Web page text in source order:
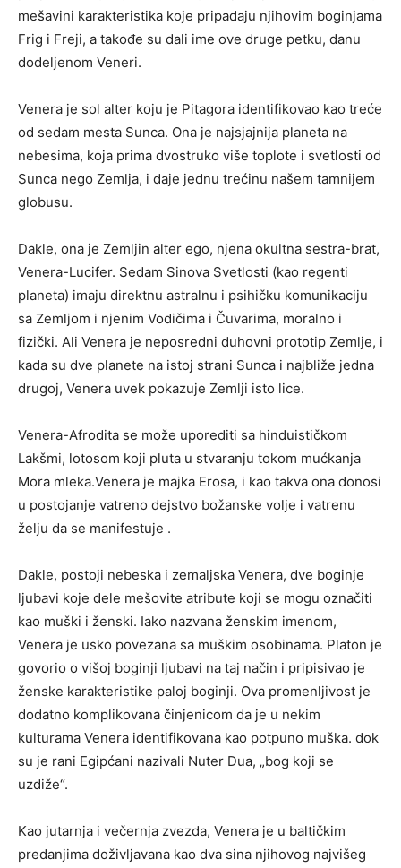
mešavini karakteristika koje pripadaju njihovim boginjama
Frig i Freji, a takođe su dali ime ove druge petku, danu
dodeljenom Veneri.
Venera je sol alter koju je Pitagora identifikovao kao treće
od sedam mesta Sunca. Ona je najsjajnija planeta na
nebesima, koja prima dvostruko više toplote i svetlosti od
Sunca nego Zemlja, i daje jednu trećinu našem tamnijem
globusu.
Dakle, ona je Zemljin alter ego, njena okultna sestra-brat,
Venera-Lucifer. Sedam Sinova Svetlosti (kao regenti
planeta) imaju direktnu astralnu i psihičku komunikaciju
sa Zemljom i njenim Vodičima i Čuvarima, moralno i
fizički. Ali Venera je neposredni duhovni prototip Zemlje, i
kada su dve planete na istoj strani Sunca i najbliže jedna
drugoj, Venera uvek pokazuje Zemlji isto lice.
Venera-Afrodita se može uporediti sa hinduističkom
Lakšmi, lotosom koji pluta u stvaranju tokom mućkanja
Mora mleka.Venera je majka Erosa, i kao takva ona donosi
u postojanje vatreno dejstvo božanske volje i vatrenu
želju da se manifestuje .
Dakle, postoji nebeska i zemaljska Venera, dve boginje
ljubavi koje dele mešovite atribute koji se mogu označiti
kao muški i ženski. Iako nazvana ženskim imenom,
Venera je usko povezana sa muškim osobinama. Platon je
govorio o višoj boginji ljubavi na taj način i pripisivao je
ženske karakteristike paloj boginji. Ova promenljivost je
dodatno komplikovana činjenicom da je u nekim
kulturama Venera identifikovana kao potpuno muška. dok
su je rani Egipćani nazivali Nuter Dua, „bog koji se
uzdiže“.
Kao jutarnja i večernja zvezda, Venera je u baltičkim
predanjima doživljavana kao dva sina njihovog najvišeg